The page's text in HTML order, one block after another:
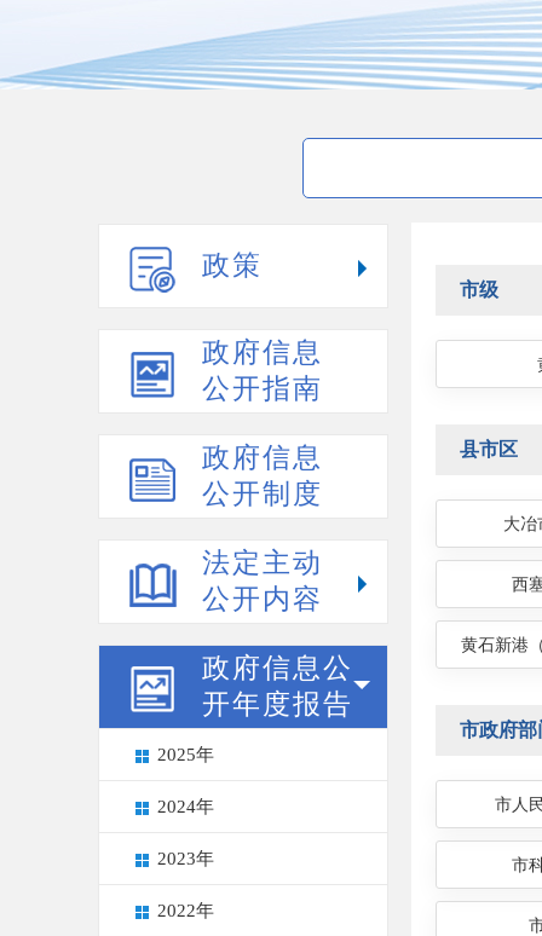
政策
政府信息
公开指南
政府信息
公开制度
法定主动
公开内容
政府信息公
开年度报告
2025年
2024年
2023年
2022年
市级
县市区
大冶
西
黄石新港
市政府部
市人
市